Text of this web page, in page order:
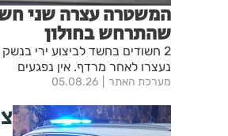
המשטרה עצרה שני
שהתרחש בחולון
2 חשודים בחשד לביצוע ירי
נעצרו לאחר מרדף. אין נפגעים
מערכת האתר 05.08.26